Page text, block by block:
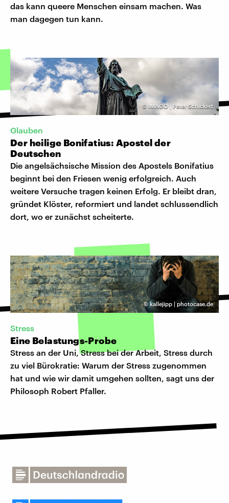
das kann queere Menschen einsam machen. Was
man dagegen tun kann.
© IMAGO | Peter Schickert
Glauben
Der heilige Bonifatius: Apostel der
Deutschen
Die angelsächsische Mission des Apostels Bonifatius
beginnt bei den Friesen wenig erfolgreich. Auch
weitere Versuche tragen keinen Erfolg. Er bleibt dran,
gründet Klöster, reformiert und landet schlussendlich
dort, wo er zunächst scheiterte.
© kallejipp | photocase.de
Stress
Eine Belastungs-Probe
Stress an der Uni, Stress bei der Arbeit, Stress durch
zu viel Bürokratie: Warum der Stress zugenommen
hat und wie wir damit umgehen sollten, sagt uns der
Philosoph Robert Pfaller.